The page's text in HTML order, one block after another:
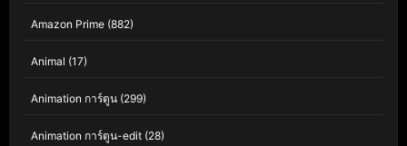
Amazon Prime (882)
Animal (17)
Animation การ์ตูน (299)
Animation การ์ตูน-edit (28)